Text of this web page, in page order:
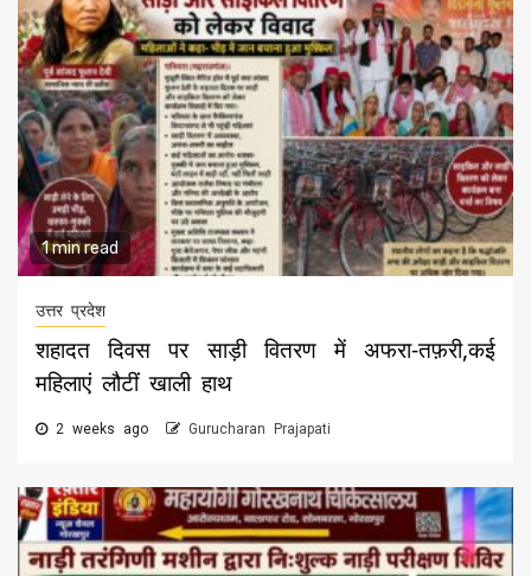
1 min read
उत्तर प्रदेश
शहादत दिवस पर साड़ी वितरण में अफरा-तफ़री,कई
महिलाएं लौटीं खाली हाथ
2 weeks ago Gurucharan Prajapati